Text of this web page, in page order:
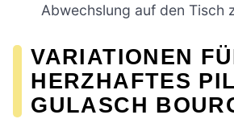
Abwechslung auf den Tisch
VARIATIONEN
HERZHAFTES
GULASCH